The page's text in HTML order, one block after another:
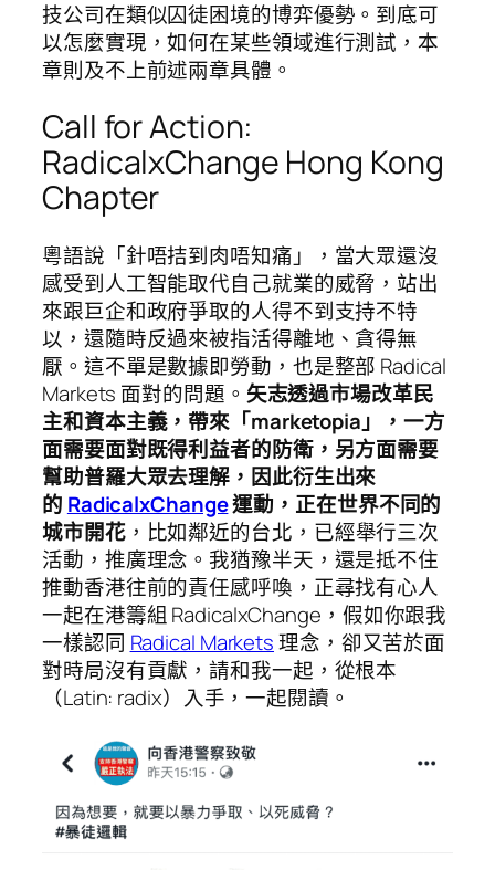
技公司在類似囚徒困境的博弈優勢。到底可
以怎麼實現，如何在某些領域進行測試，本
章則及不上前述兩章具體。
Call for Action:
RadicalxChange Hong Kong
Chapter
粵語說「針唔拮到肉唔知痛」，當大眾還沒
感受到人工智能取代自己就業的威脅，站出
來跟巨企和政府爭取的人得不到支持不特
以，還隨時反過來被指活得離地、貪得無
厭。這不單是數據即勞動，也是整部 Radical
Markets 面對的問題。 矢志透過市場改革民
主和資本主義，帶來「marketopia」，一方
面需要面對既得利益者的防衛，另方面需要
幫助普羅大眾去理解，因此衍生出來
的 RadicalxChange運動，正在世界不同的
城市開花，比如鄰近的台北，已經舉行三次
活動，推廣理念。我猶豫半天，還是抵不住
推動香港往前的責任感呼喚，正尋找有心人
一起在港籌組 RadicalxChange，假如你跟我
一樣認同 Radical Markets理念，卻又苦於面
對時局沒有貢獻，請和我一起，從根本
（Latin: radix）入手，一起閱讀。